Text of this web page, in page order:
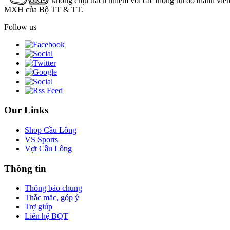
MXH của Bộ TT & TT.
Follow us
Our Links
Shop Cầu Lông
VS Sports
Vợt Cầu Lông
Thông tin
Thông báo chung
Thắc mắc, góp ý
Trợ giúp
Liên hệ BQT